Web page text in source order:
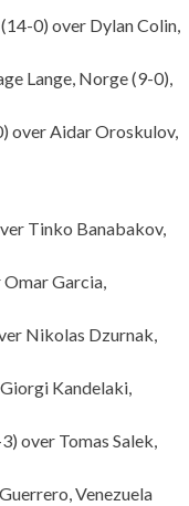
0) over Dylan Colin,
Lange, Norge (9-0),
over Aidar Oroskulov,
Tinko Banabakov,
Garcia,
Nikolas Dzurnak,
Kandelaki,
over Tomas Salek,
Venezuela